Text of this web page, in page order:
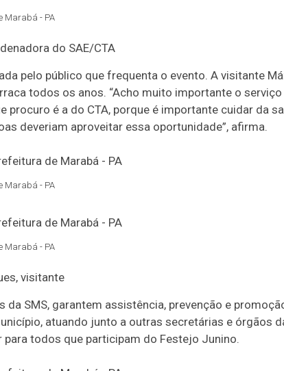
Marabá - PA
do SAE/CTA
pelo público que frequenta o evento. A visitante
todos os anos. “Acho muito importante o
procuro é a do CTA, porque é importante cuidar da
deveriam aproveitar essa oportunidade”, afirma.
Marabá - PA
Marabá - PA
visitante
da SMS, garantem assistência, prevenção e
atuando junto a outras secretárias e órgãos
para todos que participam do Festejo Junino.